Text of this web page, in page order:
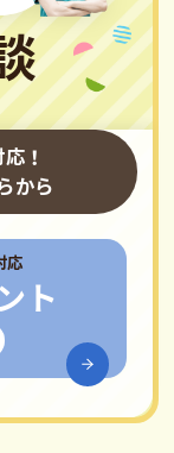
！
から
応
ト